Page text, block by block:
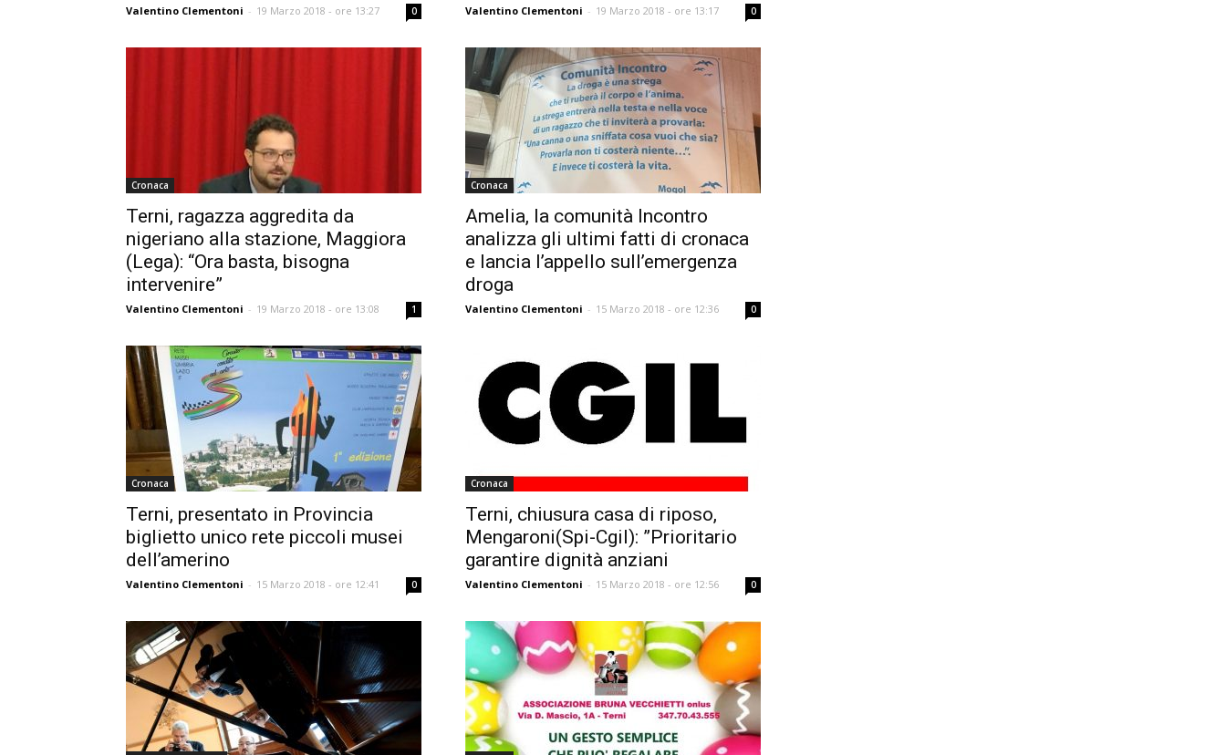
Valentino Clementoni - 19 Marzo 2018 - ore 13:27 0 Valentino Clementoni - 19 Marzo 2018 - ore 13:17 0
Cronaca
Terni, ragazza aggredita da
nigeriano alla stazione, Maggiora
(Lega): “Ora basta, bisogna
intervenire”
Valentino Clementoni - 19 Marzo 2018 - ore 13:08 1
Cronaca
Amelia, la comunità Incontro
analizza gli ultimi fatti di cronaca
e lancia l’appello sull’emergenza
droga
Valentino Clementoni - 15 Marzo 2018 - ore 12:36 0
Cronaca
Terni, presentato in Provincia
biglietto unico rete piccoli musei
dell’amerino
Valentino Clementoni - 15 Marzo 2018 - ore 12:41 0
Cronaca
Terni, chiusura casa di riposo,
Mengaroni(Spi-Cgil): ”Prioritario
garantire dignità anziani
Valentino Clementoni - 15 Marzo 2018 - ore 12:56 0